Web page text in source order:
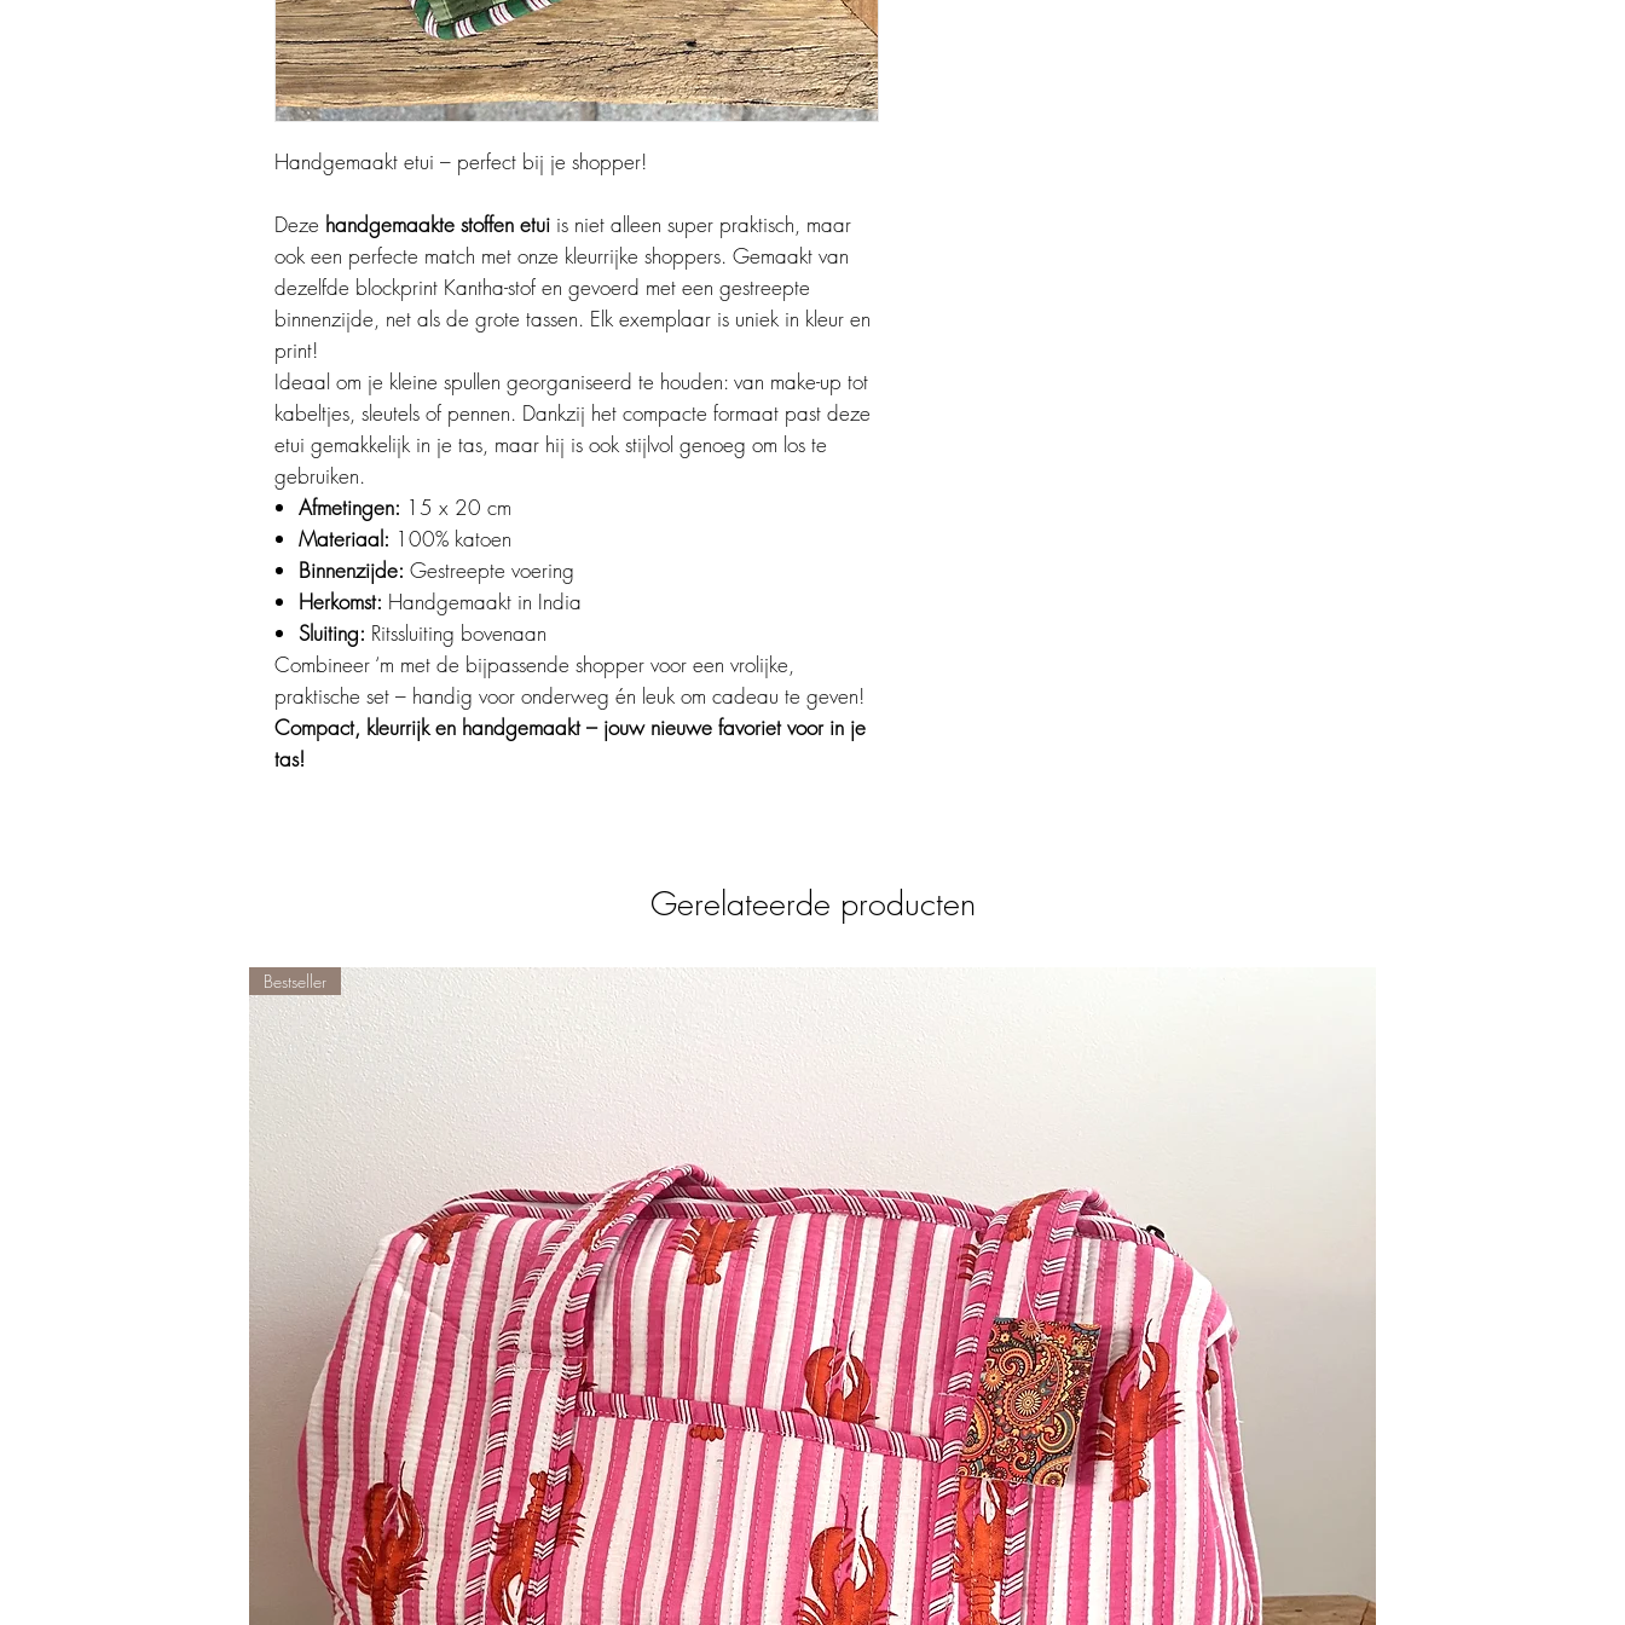
Handgemaakt etui – perfect bij je shopper!
Deze handgemaakte stoffen etui is niet alleen super praktisch, maar
ook een perfecte match met onze kleurrijke shoppers. Gemaakt van
dezelfde blockprint Kantha-stof en gevoerd met een gestreepte
binnenzijde, net als de grote tassen. Elk exemplaar is uniek in kleur en
print!
Ideaal om je kleine spullen georganiseerd te houden: van make-up tot
kabeltjes, sleutels of pennen. Dankzij het compacte formaat past deze
etui gemakkelijk in je tas, maar hij is ook stijlvol genoeg om los te
gebruiken.
Afmetingen: 15 x 20 cm
Materiaal: 100% katoen
Binnenzijde: Gestreepte voering
Herkomst: Handgemaakt in India
Sluiting: Ritssluiting bovenaan
Combineer ‘m met de bijpassende shopper voor een vrolijke,
praktische set – handig voor onderweg én leuk om cadeau te geven!
Compact, kleurrijk en handgemaakt – jouw nieuwe favoriet voor in je
tas!
Gerelateerde producten
Bestseller